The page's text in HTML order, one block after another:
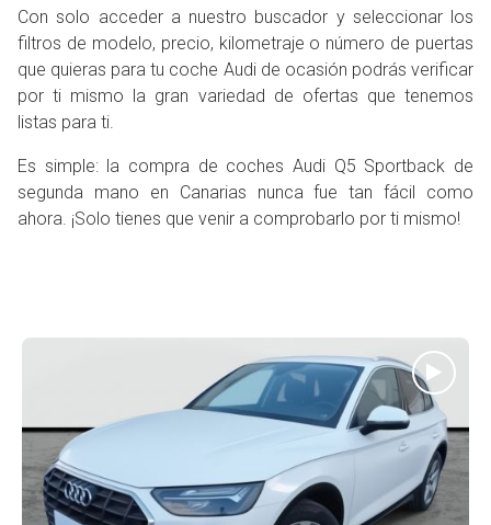
Con solo acceder a nuestro buscador y seleccionar los
filtros de modelo, precio, kilometraje o número de puertas
que quieras para tu coche Audi de ocasión podrás verificar
por ti mismo la gran variedad de ofertas que tenemos
listas para ti.
Es simple: la compra de coches Audi Q5 Sportback de
segunda mano en Canarias nunca fue tan fácil como
ahora. ¡Solo tienes que venir a comprobarlo por ti mismo!